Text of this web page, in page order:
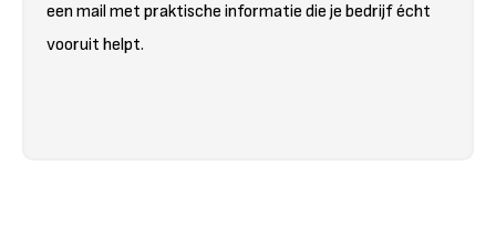
een mail met praktische informatie die je bedrijf écht
vooruit helpt.